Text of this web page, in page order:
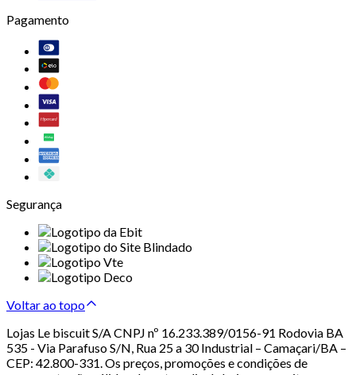
Pagamento
Segurança
Voltar ao topo
Lojas Le biscuit S/A CNPJ nº 16.233.389/0156-91 Rodovia BA
535 - Via Parafuso S/N, Rua 25 a 30 Industrial – Camaçari/BA –
CEP: 42.800-331. Os preços, promoções e condições de